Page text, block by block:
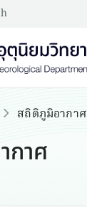
สถิติภูมิอากาศ
กาศ